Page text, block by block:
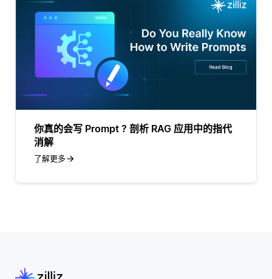
你真的会写 Prompt ? 剖析 RAG 应用中的指代
消解
了解更多